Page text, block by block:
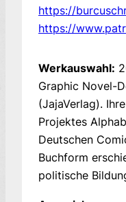
https://
https://
Werkauswahl:
Graphic Novel-
(JajaVerlag).
Projektes
Deutschen
Buchform
politische